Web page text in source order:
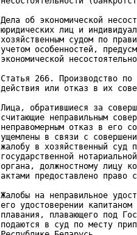
Дела об экономической
юридических лиц и
хозяйственным судом по
учетом особенностей,
экономической
Статья 266. Производство по
действия или отказ в их
Лица, обратившиеся за
считающие неправильным
неправомерным отказ в его
ущемлены в связи с
жалобу в хозяйственный суд
государственной
органа, должностному лицу
актами предоставлено право
Жалобы на неправильное
его удостоверении
плавания, плавающего под
подаются в суд по месту